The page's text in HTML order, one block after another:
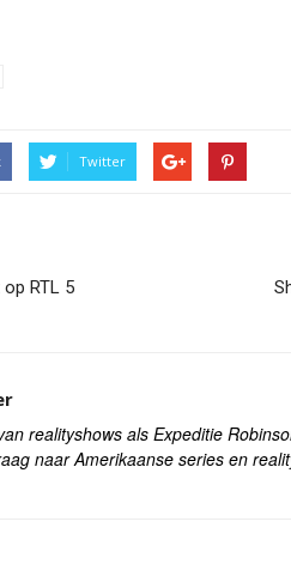
Twitter
RTL 5
realityshows als Expeditie
naar Amerikaanse series en